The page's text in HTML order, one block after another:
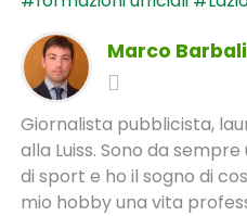
Marco
Giornalista pubblicista,
alla Luiss. Sono da
di sport e ho il sogno di
mio hobby una vita